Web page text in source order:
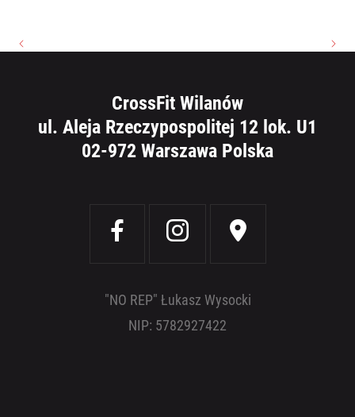
CrossFit Wilanów
ul. Aleja Rzeczypospolitej 12 lok. U1
02-972 Warszawa Polska
"NO REP" Łukasz Wysocki
NIP: 5782927422